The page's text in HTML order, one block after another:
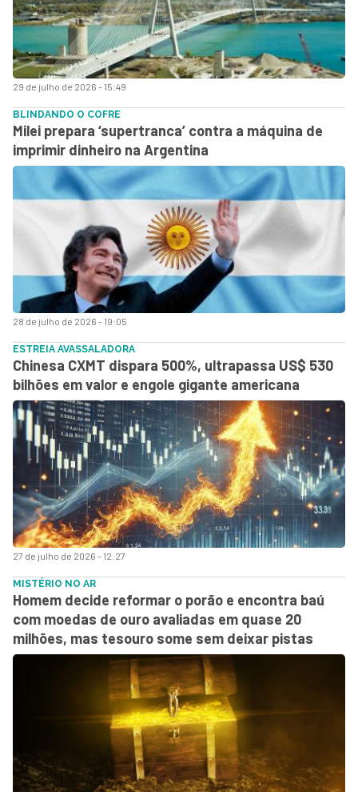
29 de julho de 2026 - 15:49
28 de julho de 2026 - 19:05
BLINDANDO O COFRE
Milei prepara ‘supertranca’ contra a máquina de
imprimir dinheiro na Argentina
27 de julho de 2026 - 12:27
ESTREIA AVASSALADORA
Chinesa CXMT dispara 500%, ultrapassa US$ 530
bilhões em valor e engole gigante americana
MISTÉRIO NO AR
Homem decide reformar o porão e encontra baú
com moedas de ouro avaliadas em quase 20
milhões, mas tesouro some sem deixar pistas